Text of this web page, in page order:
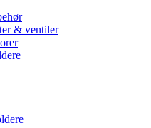
& ventiler